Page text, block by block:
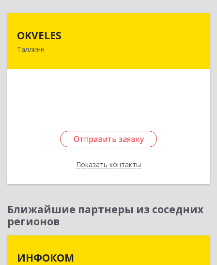
OKVELES
Таллинн
Отправить заявку
Показать контакты
Отправить заявку
Назад
Ближайшие партнеры из соседних
регионов
ИНФОКОМ